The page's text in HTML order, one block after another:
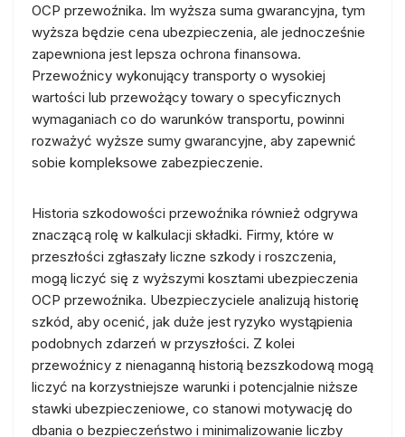
OCP przewoźnika. Im wyższa suma gwarancyjna, tym
wyższa będzie cena ubezpieczenia, ale jednocześnie
zapewniona jest lepsza ochrona finansowa.
Przewoźnicy wykonujący transporty o wysokiej
wartości lub przewożący towary o specyficznych
wymaganiach co do warunków transportu, powinni
rozważyć wyższe sumy gwarancyjne, aby zapewnić
sobie kompleksowe zabezpieczenie.
Historia szkodowości przewoźnika również odgrywa
znaczącą rolę w kalkulacji składki. Firmy, które w
przeszłości zgłaszały liczne szkody i roszczenia,
mogą liczyć się z wyższymi kosztami ubezpieczenia
OCP przewoźnika. Ubezpieczyciele analizują historię
szkód, aby ocenić, jak duże jest ryzyko wystąpienia
podobnych zdarzeń w przyszłości. Z kolei
przewoźnicy z nienaganną historią bezszkodową mogą
liczyć na korzystniejsze warunki i potencjalnie niższe
stawki ubezpieczeniowe, co stanowi motywację do
dbania o bezpieczeństwo i minimalizowanie liczby